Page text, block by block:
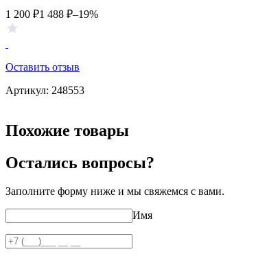
1 200 ₽1 488 ₽–19%
Оставить отзыв
Артикул: 248553
Похожие товары
Остались вопросы?
Заполните форму ниже и мы свяжемся с вами.
Имя